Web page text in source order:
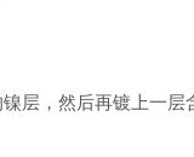
层，然后再镀上一